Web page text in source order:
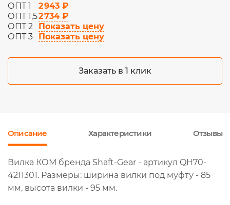
ОПТ 1
2 943 ₽
ОПТ 1,52 734 ₽
ОПТ 2
Показать цену
ОПТ 3
Показать цену
Заказать в 1 клик
Описание Характеристики Отзывы
Вилка КОМ бренда Shaft-Gear - артикул QH70-
4211301. Размеры: ширина вилки под муфту - 85
мм, высота вилки - 95 мм.